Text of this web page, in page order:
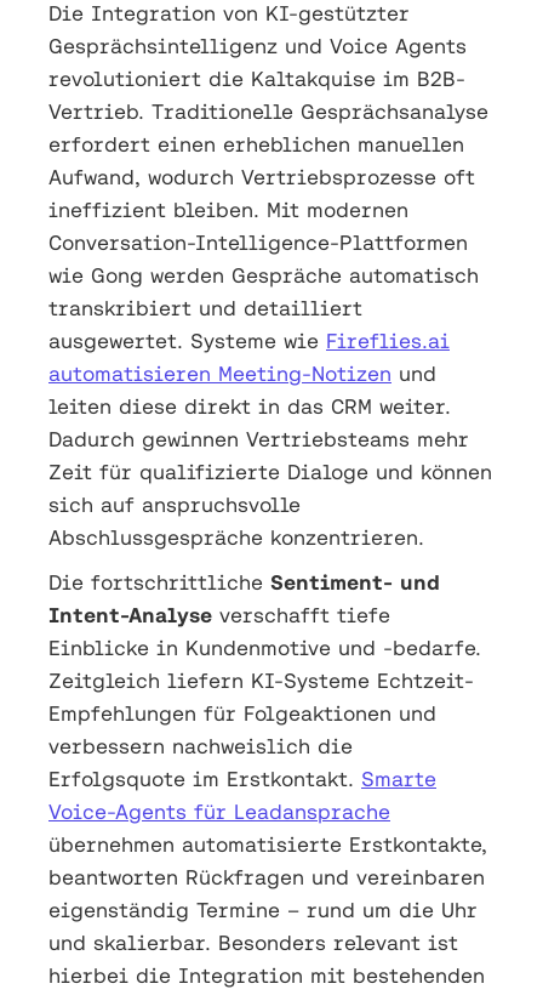
Die Integration von KI-gestützter
Gesprächsintelligenz und Voice Agents
revolutioniert die Kaltakquise im B2B-
Vertrieb. Traditionelle Gesprächsanalyse
erfordert einen erheblichen manuellen
Aufwand, wodurch Vertriebsprozesse oft
ineffizient bleiben. Mit modernen
Conversation-Intelligence-Plattformen
wie Gong werden Gespräche automatisch
transkribiert und detailliert
ausgewertet. Systeme wie Fireflies.ai
automatisieren Meeting-Notizen und
leiten diese direkt in das CRM weiter.
Dadurch gewinnen Vertriebsteams mehr
Zeit für qualifizierte Dialoge und können
sich auf anspruchsvolle
Abschlussgespräche konzentrieren.
Die fortschrittliche Sentiment- und
Intent-Analyse verschafft tiefe
Einblicke in Kundenmotive und -bedarfe.
Zeitgleich liefern KI-Systeme Echtzeit-
Empfehlungen für Folgeaktionen und
verbessern nachweislich die
Erfolgsquote im Erstkontakt. Smarte
Voice-Agents für Leadansprache
übernehmen automatisierte Erstkontakte,
beantworten Rückfragen und vereinbaren
eigenständig Termine – rund um die Uhr
und skalierbar. Besonders relevant ist
hierbei die Integration mit bestehenden